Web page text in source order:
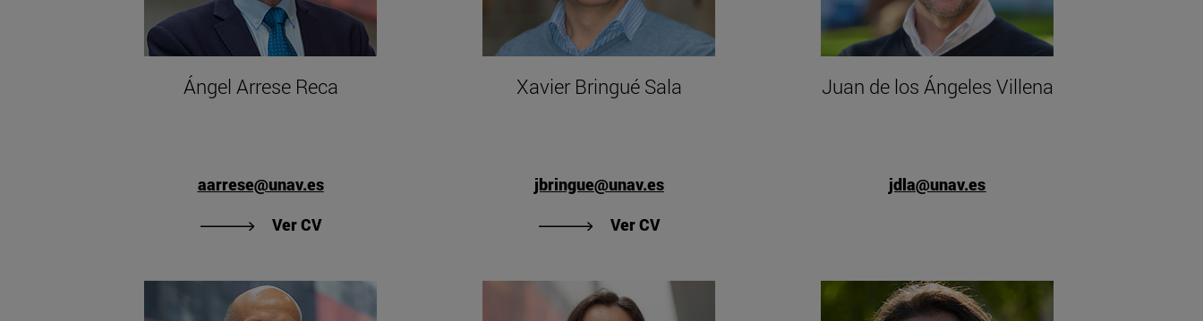
Ángel Arrese Reca
aarrese@unav.es
Ver CV"Ver CV de Ángel Arrese Reca"
Xavier Bringué Sala
jbringue@unav.es
Ver CV"Ver CV de Xavier Bringué Sala"
Juan de los Ángeles Villena
jdla@unav.es